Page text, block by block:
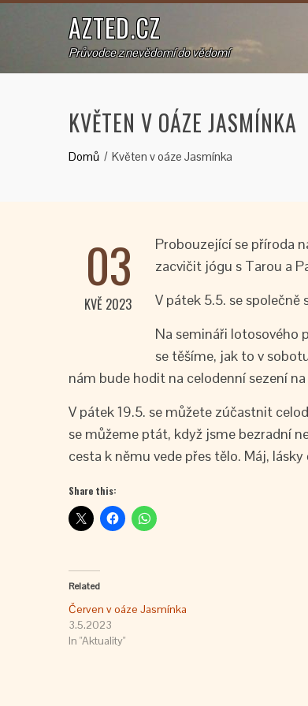
AZTED.CZ
Průvodce z nevědomí do vědomí
KVĚTEN V OÁZE JASMÍNKA
Domů Květen v oáze Jasmínka
03
KVĚ 2023
Probouzející se příroda
zacvičit jógu s Tarou a
V pátek 5.5. se
Na semináři lotosového
se těšíme, jak to v
nám bude hodit na celodenní sezení
V pátek 19.5. se můžete zúčastnit
se můžeme ptát, když jsme bezradní
cesta k němu vede přes tělo. Máj,
Share this:
Related
Červen v oáze Jasmínka
3.5.2023
In "Aktuality"